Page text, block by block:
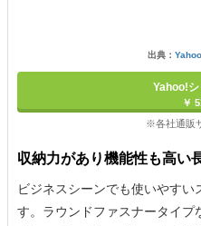
出典：
Yahoo!
￥
※各社通販
収納力があり機能性も高い
ビジネスシーンでも使いやす
す。ラウンドファスナータイプ